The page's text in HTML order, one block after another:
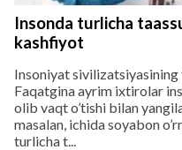
Insonda turlicha
kashfiyot
Insoniyat
Faqatgina ayrim ixtirolar
olib vaqt o’tishi bilan
masalan, ichida soyabon
turlicha t...